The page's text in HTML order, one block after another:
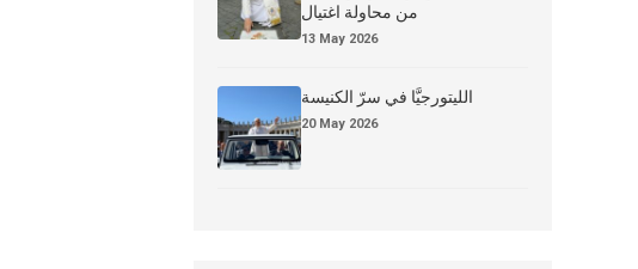
من محاولة اغتيال
13 May 2026
الليتورجيَّا في سرّ الكنيسة
20 May 2026